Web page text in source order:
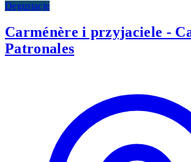
Degustacje
Carménère i przyjaciele -
Patronales